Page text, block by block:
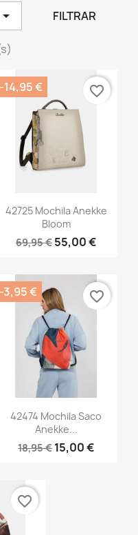
 FILTRAR
Vista rápida
42725 Mochila Anekke
Bloom
69,95 € 55,00 €
-14,95 € favorite_border
Vista rápida
42474 Mochila Saco
Anekke...
18,95 € 15,00 €
-3,95 € favorite_border
favorite_border